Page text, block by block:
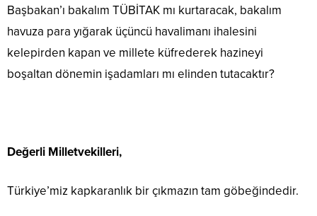
Başbakan’ı bakalım TÜBİTAK mı kurtaracak, bakalım
havuza para yığarak üçüncü havalimanı ihalesini
kelepirden kapan ve millete küfrederek hazineyi
boşaltan dönemin işadamları mı elinden tutacaktır?
Değerli Milletvekilleri,
Türkiye’miz kapkaranlık bir çıkmazın tam göbeğindedir.